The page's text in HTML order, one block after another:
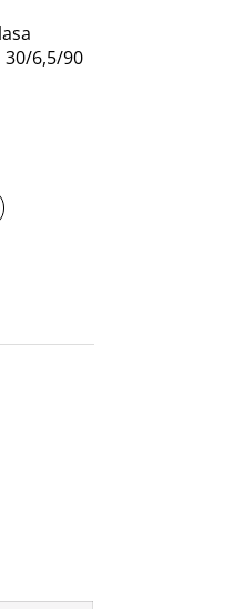
30/6,5/90